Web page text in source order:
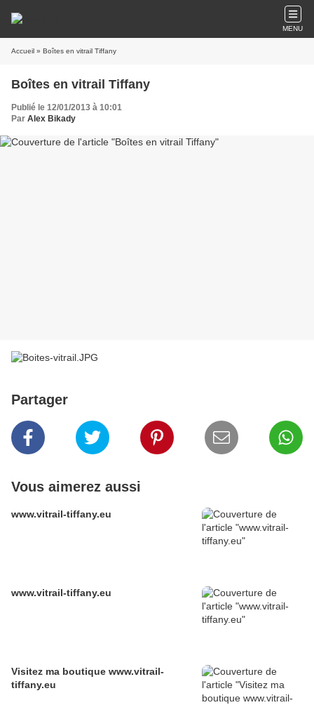
MENU
Accueil » Boîtes en vitrail Tiffany
Boîtes en vitrail Tiffany
Publié le 12/01/2013 à 10:01
Par Alex Bikady
Partager
Vous aimerez aussi
www.vitrail-tiffany.eu
www.vitrail-tiffany.eu
Visitez ma boutique www.vitrail-
tiffany.eu